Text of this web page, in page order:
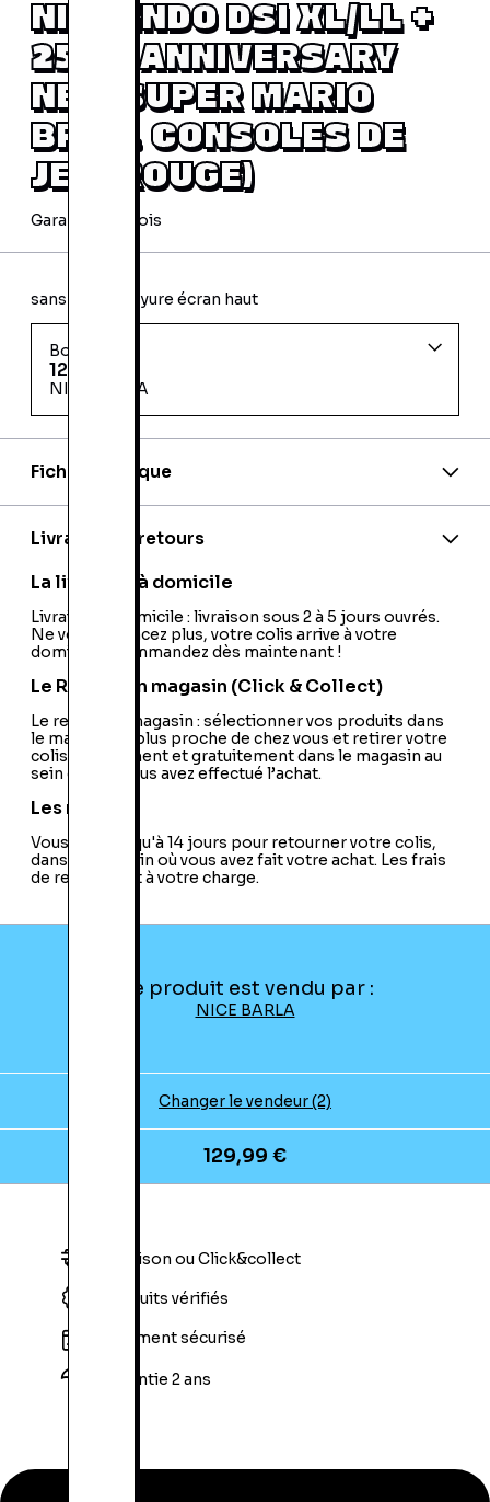
NINTENDO DSI XL/LL +
25TH ANNIVERSARY
NEW SUPER MARIO
BROS. CONSOLES DE
JEU (ROUGE)
Garantie 24 mois
sans boite / rayure écran haut
Bon état
129,99 €
NICE BARLA
Fiche technique
Pack:
Vendu Avec un Jeu
Super Mario Bros.
Support:
Cartouche
Plateforme: DS
Salon / Portable:Portable
Couleur Basique:Rouge
18600133059
Livraison et retours
La livraison à domicile
Livraison à domicile : livraison sous 2 à 5 jours ouvrés.
Ne vous déplacez plus, votre colis arrive à votre
domicile ! Commandez dès maintenant !
Le Retrait en magasin (Click & Collect)
Le retrait en magasin : sélectionner vos produits dans
le magasin le plus proche de chez vous et retirer votre
colis directement et gratuitement dans le magasin au
sein duquel vous avez effectué l’achat.
Les retours
Vous avez jusqu'à 14 jours pour retourner votre colis,
dans le magasin où vous avez fait votre achat. Les frais
de retour sont à votre charge.
Ce produit est vendu par :
NICE BARLA
Changer le vendeur (2)
129,99 €
Livraison ou Click&collect
Produits vérifiés
Paiement sécurisé
Garantie 2 ans